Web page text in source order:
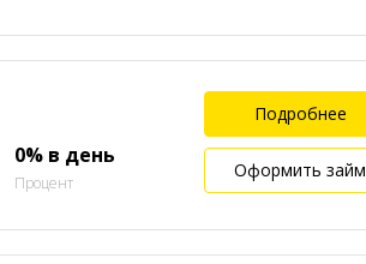
0% в день
Процент
Подробнее
Оформить займ